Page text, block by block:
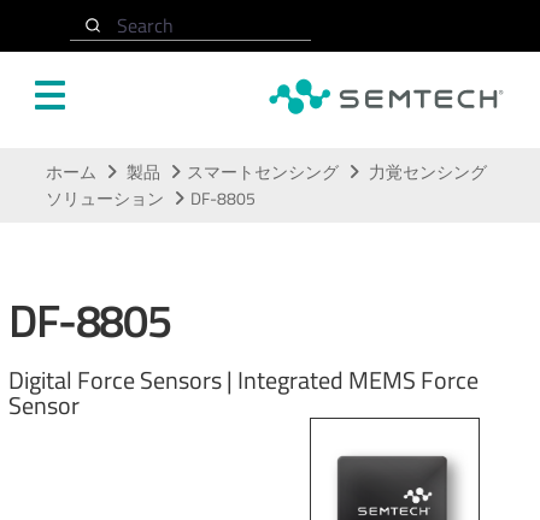
Search
ホーム 製品 スマートセンシング
力覚センシング
ソリューション
DF-8805
DF-8805
Digital Force Sensors | Integrated MEMS Force
Sensor